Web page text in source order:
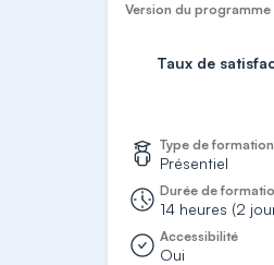
Version du programme
Taux de
Type de formation
Présentiel
Durée de
14 heures (2
Accessibilité
Oui